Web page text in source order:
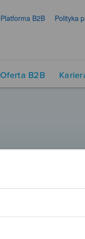
Platforma B2B Polityka
Oferta B2B